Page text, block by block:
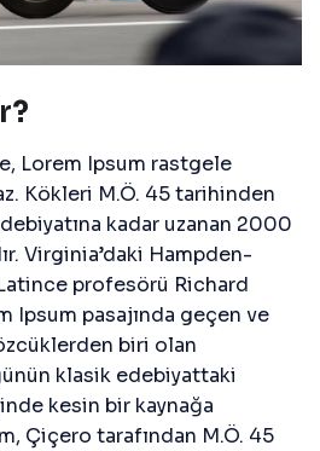
Lorem Ipsum rastgele
Kökleri M.Ö. 45 tarihinden
kadar uzanan 2000
Virginia’daki Hampden-
profesörü Richard
Ipsum pasajında geçen ve
biri olan
klasik edebiyattaki
kesin bir kaynağa
Çiçero tarafından M.Ö. 45